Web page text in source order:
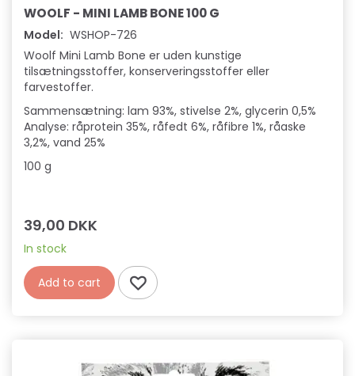
WOOLF - MINI LAMB BONE 100 G
Model: WSHOP-726
Woolf Mini Lamb Bone er uden kunstige
tilsætningsstoffer, konserveringsstoffer eller
farvestoffer.
Sammensætning: lam 93%, stivelse 2%, glycerin 0,5%
Analyse: råprotein 35%, råfedt 6%, råfibre 1%, råaske
3,2%, vand 25%
100 g
39,00 DKK
In stock
Add to cart